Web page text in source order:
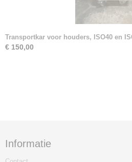
Transportkar voor houders, ISO40 en
€ 150,00
Informatie